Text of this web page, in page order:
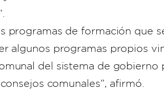
programas de formación que
algunos programas propios
del sistema de
comunales”, afirmó.